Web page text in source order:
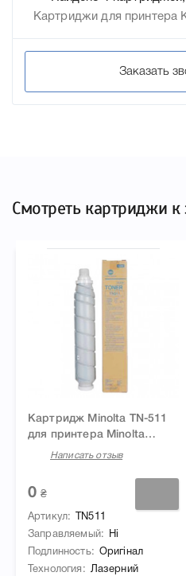
Картриджи для принтера
Заказать
Смотреть картриджи к
Картридж Minolta TN-511
для принтера Minolta
bizhub 361, 421, 501
Написать отзыв
0 ₴
Артикул
TN511
Заправляемый
Ні
Подлинность
Оригінал
Технология
Лазерний